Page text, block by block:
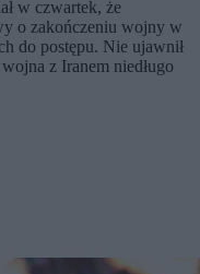
w czwartek, że
o zakończeniu wojny w
do postępu. Nie ujawnił
z Iranem niedługo